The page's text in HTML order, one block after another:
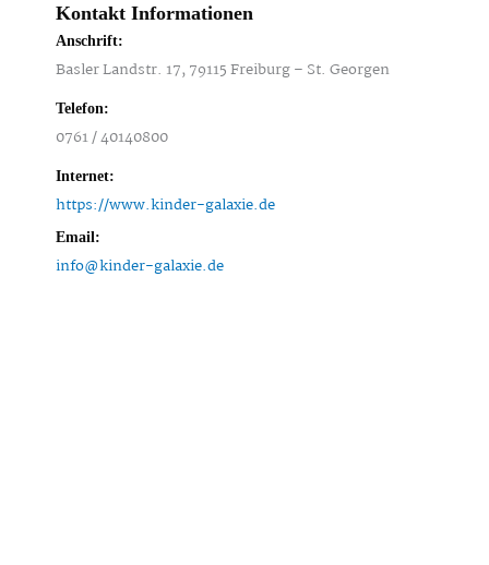
Kontakt Informationen
Anschrift:
Basler Landstr. 17, 79115 Freiburg – St. Georgen
Telefon:
0761 / 40140800
Internet:
https://www.kinder-galaxie.de
Email:
info@kinder-galaxie.de